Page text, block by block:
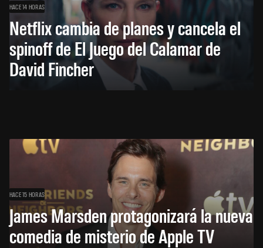
HACE 14 HORAS
Netflix cambia de planes y cancela el
spinoff de El Juego del Calamar de
David Fincher
HACE 15 HORAS
James Marsden protagonizará la nueva
comedia de misterio de Apple TV